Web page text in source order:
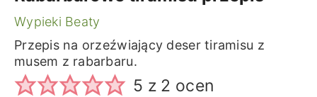
Wypieki Beaty
Przepis na orzeźwiający deser tiramisu z
musem z rabarbaru.
5 z 2 ocen